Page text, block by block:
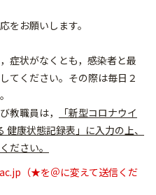
をお願いします。
状がなくとも，感染者と最
てください。その際は毎日２
職員は，
「新型コロナウイ
康状態記録表」に入力の上、
ださい。
（★を＠に変えて送信くだ